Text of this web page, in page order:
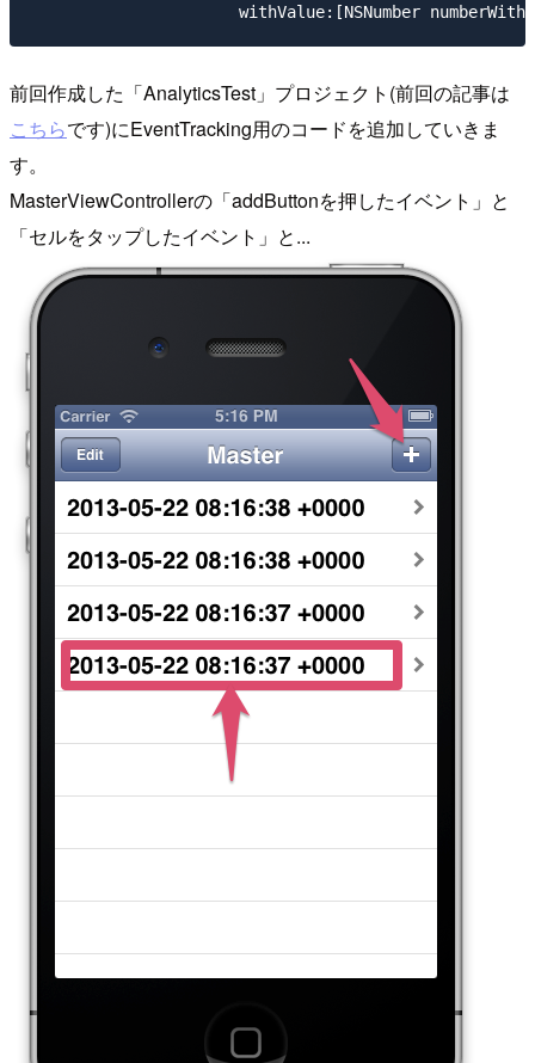
前回作成した「AnalyticsTest」プロジェクト(前回の記事は
こちらです)にEventTracking用のコードを追加していきま
す。
MasterViewControllerの「addButtonを押したイベント」と
「セルをタップしたイベント」と...